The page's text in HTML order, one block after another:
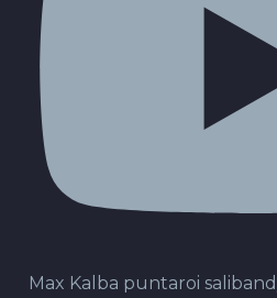
Max Kalba puntaroi